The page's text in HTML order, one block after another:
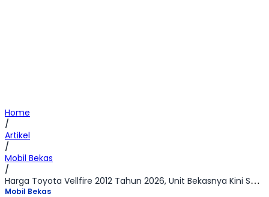
Home
/
Artikel
/
Mobil Bekas
/
Harga Toyota Vellfire 2012 Tahun 2026, Unit Bekasnya Kini Semakin Terjangkau
Mobil Bekas